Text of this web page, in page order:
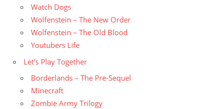
Watch Dogs
Wolfenstein – The New Order
Wolfenstein – The Old Blood
Youtubers Life
Let's Play Together
Borderlands – The Pre-Sequel
Minecraft
Zombie Army Trilogy